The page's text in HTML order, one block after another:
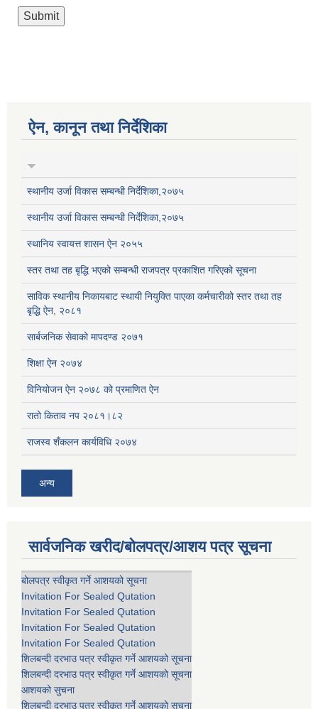
ऐन, कानून तथा निर्देशिका
स्थानीय उर्जा विकास सम्बन्धी निर्देशिका,२०७५
स्थानीय उर्जा विकास सम्बन्धी निर्देशिका,२०७५
स्थानिय स्वायत्त शासन ऐन २०५५
स्तर तथा तह बृद्धि भएको सम्बन्धी राजपत्र प्रकाशित गरिएको सूचना
साविक स्थानीय निकायबाट स्थायी नियुक्ति पाएका कर्मचारीको स्तर तथा तह
बृद्धि ऐन, २०८१
सार्बजनिक सेवाको मापदण्ड २०७१
शिक्षा ऐन २०७४
विनियोजन ऐन २०७८ को प्रमाणित ऐन
रातो किताव नप २०८१।८२
राजस्व शँकलन कार्यविधि २०७४
अन्य
सार्वजनिक खरीद/बोलपत्र/आशय पत्र सूचना
बोलपत्र स्वीकृत गर्ने आशयको सूचना
Invitation For Sealed Qutation
Invitation For Sealed Qutation
Invitation For Sealed Qutation
Invitation For Sealed Qutation
शिलबन्दी दरभाउ पत्र स्वीकृत गर्ने आशयको सूचना
शिलबन्दी दरभाउ पत्र स्वीकृत गर्ने आशयको सूचना
आशयको सुचना
शिलबन्दी दरभाउ पत्र स्वीकृत गर्ने आशयको सूचना